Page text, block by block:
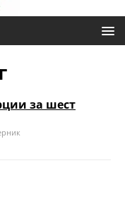
за шест